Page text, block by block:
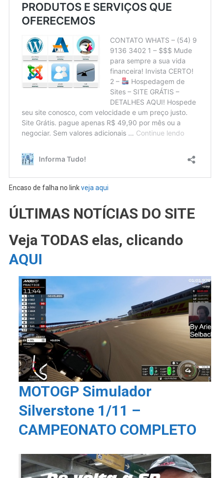
Encaso de falha no linkveja aqui
ÚLTIMAS NOTÍCIAS DO SITE
Veja TODAS elas, clicando
AQUI
MOTOGP Simulador
Silverstone 1/11 –
CAMPEONATO COMPLETO